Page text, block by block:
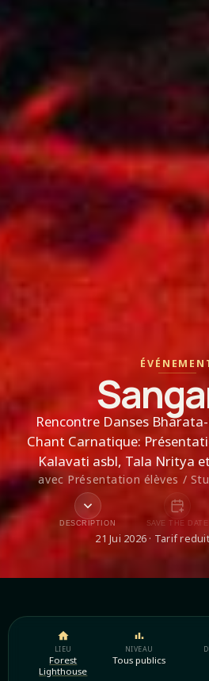
Rencontre Danses
Chant Carnatique:
Kalavati asbl, Tala Nritya
avec Présentation élèves /
DESCRIPTION SAVE THE DATE
21 Jui 2026 · Tarif reduit
LIEU
Forest
Lighthouse
NIVEAU
Tous publics